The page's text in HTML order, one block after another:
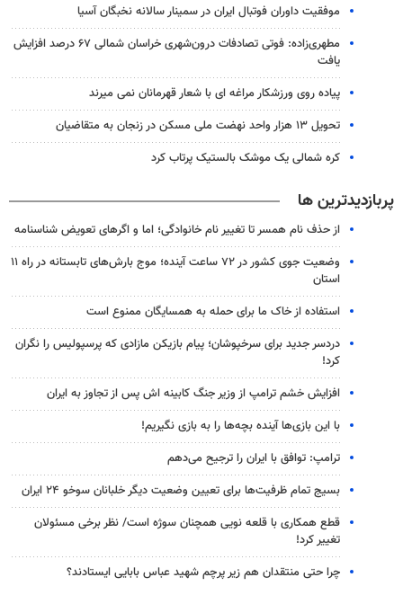
موفقیت داوران فوتبال ایران در سمینار سالانه نخبگان آسیا
مطهری‌زاده: فوتی تصادفات درون‌شهری خراسان شمالی ۶۷ درصد افزایش
یافت
پیاده روی ورزشکار مراغه ای با شعار قهرمانان نمی میرند
تحویل ۱۳ هزار واحد نهضت ملی مسکن در زنجان به متقاضیان
کره شمالی یک موشک بالستیک پرتاب کرد
پربازدیدترین ها
از حذف نام همسر تا تغییر نام خانوادگی؛ اما و اگرهای تعویض شناسنامه
وضعیت جوی کشور در ۷۲ ساعت آینده؛ موج بارش‌های تابستانه در راه ۱۱
استان
استفاده از خاک ما برای حمله به همسایگان ممنوع است
دردسر جدید برای سرخپوشان؛ پیام بازیکن مازادی که پرسپولیس را نگران
کرد!
افزایش خشم ترامپ از وزیر جنگ کابینه اش پس از تجاوز به ایران
با این بازی‌ها آینده بچه‌ها را به بازی نگیریم!
ترامپ: توافق با ایران را ترجیح می‌دهم
بسیج تمام ظرفیت‌ها برای تعیین وضعیت دیگر خلبانان سوخو ۲۴ ایران
قطع همکاری با قلعه نویی همچنان سوژه است/ نظر برخی مسئولان
تغییر کرد!
چرا حتی منتقدان هم زیر پرچم شهید عباس بابایی ایستادند؟